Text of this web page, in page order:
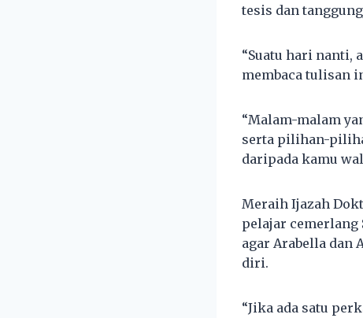
tesis dan
“Suatu hari nanti,
membaca tulisan
“Malam-malam
serta pilihan-
daripada kamu
Meraih Ijazah
pelajar
agar Arabella dan
diri.
“Jika ada satu